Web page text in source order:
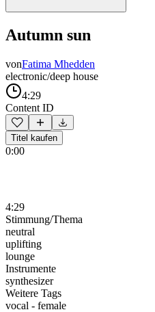
Autumn sun
vonFatima Mhedden
electronic/deep house
4:29
Content ID
Titel kaufen
0:00
4:29
Stimmung/Thema
neutral
uplifting
lounge
Instrumente
synthesizer
Weitere Tags
vocal - female